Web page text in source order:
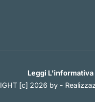
Leggi
[c] 2026 by -